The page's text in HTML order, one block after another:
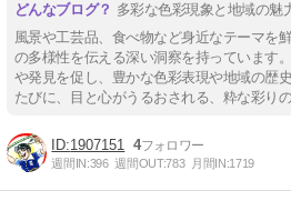
多彩な色彩現象と地域の魅
風景や工芸品、食べ物など身近なテーマを
の多様性を伝える深い洞察を持っています
や発見を促し、豊かな色彩表現や地域の歴
たびに、目と心がうるおされる、粋な彩り
1907151 4
週間IN:396 週間OUT:783 月間IN:1719